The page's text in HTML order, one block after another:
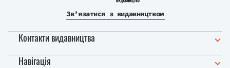
Зв’язатися з видавництвом
Контакти видавництва
Навігація